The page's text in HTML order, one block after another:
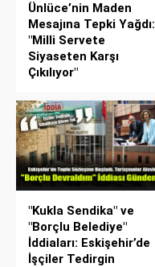
Ünlüce’nin Maden
Mesajına Tepki Yağdı:
"Milli Servete
Siyaseten Karşı
Çıkılıyor"
"Kukla Sendika" ve
"Borçlu Belediye"
İddiaları: Eskişehir’de
İşçiler Tedirgin